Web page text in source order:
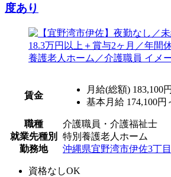
度あり
賃金
月給(総額) 183,100
基本月給 174,100円
職種
介護職員・介護福祉士
就業先種別
特別養護老人ホーム
勤務地
沖縄県宜野湾市伊佐3丁
資格なしOK